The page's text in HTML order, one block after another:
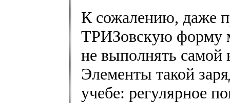
К сожалению, даже
ТРИЗовскую форму
не выполнять самой
Элементы такой
учебе: регулярное